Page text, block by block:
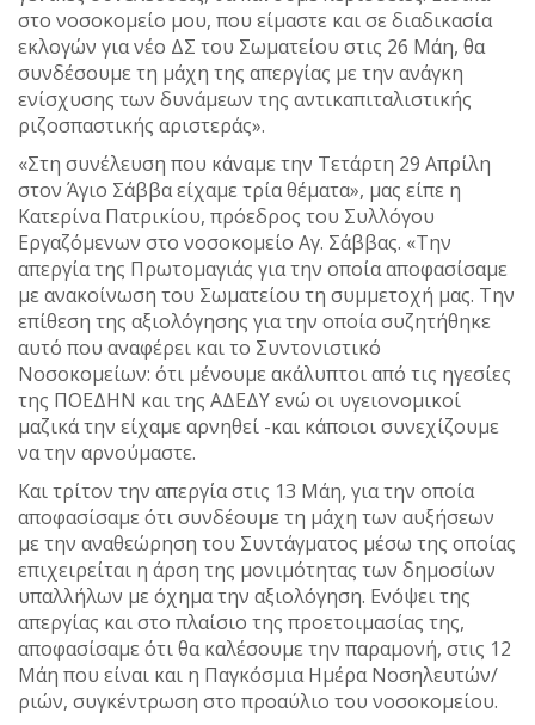
στο νοσοκομείο μου, που είμαστε και σε διαδικασία
εκλογών για νέο ΔΣ του Σωματείου στις 26 Μάη, θα
συνδέσουμε τη μάχη της απεργίας με την ανάγκη
ενίσχυσης των δυνάμεων της αντικαπιταλιστικής
ριζοσπαστικής αριστεράς».
«Στη συνέλευση που κάναμε την Τετάρτη 29 Απρίλη
στον Άγιο Σάββα είχαμε τρία θέματα», μας είπε η
Κατερίνα Πατρικίου, πρόεδρος του Συλλόγου
Εργαζόμενων στο νοσοκομείο Αγ. Σάββας. «Την
απεργία της Πρωτομαγιάς για την οποία αποφασίσαμε
με ανακοίνωση του Σωματείου τη συμμετοχή μας. Την
επίθεση της αξιολόγησης για την οποία συζητήθηκε
αυτό που αναφέρει και το Συντονιστικό
Νοσοκομείων: ότι μένουμε ακάλυπτοι από τις ηγεσίες
της ΠΟΕΔΗΝ και της ΑΔΕΔΥ ενώ οι υγειονομικοί
μαζικά την είχαμε αρνηθεί -και κάποιοι συνεχίζουμε
να την αρνούμαστε.
Και τρίτον την απεργία στις 13 Μάη, για την οποία
αποφασίσαμε ότι συνδέουμε τη μάχη των αυξήσεων
με την αναθεώρηση του Συντάγματος μέσω της οποίας
επιχειρείται η άρση της μονιμότητας των δημοσίων
υπαλλήλων με όχημα την αξιολόγηση. Ενόψει της
απεργίας και στο πλαίσιο της προετοιμασίας της,
αποφασίσαμε ότι θα καλέσουμε την παραμονή, στις 12
Μάη που είναι και η Παγκόσμια Ημέρα Νοσηλευτών/
ριών, συγκέντρωση στο προαύλιο του νοσοκομείου.